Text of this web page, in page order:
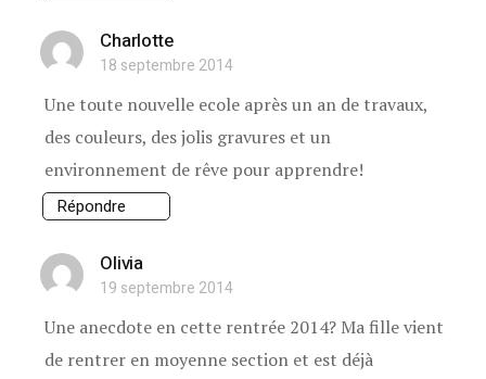
Charlotte
18 septembre 2014
Une toute nouvelle ecole après un an de travaux,
des couleurs, des jolis gravures et un
environnement de rêve pour apprendre!
Répondre
Olivia
19 septembre 2014
Une anecdote en cette rentrée 2014? Ma fille vient
de rentrer en moyenne section et est déjà